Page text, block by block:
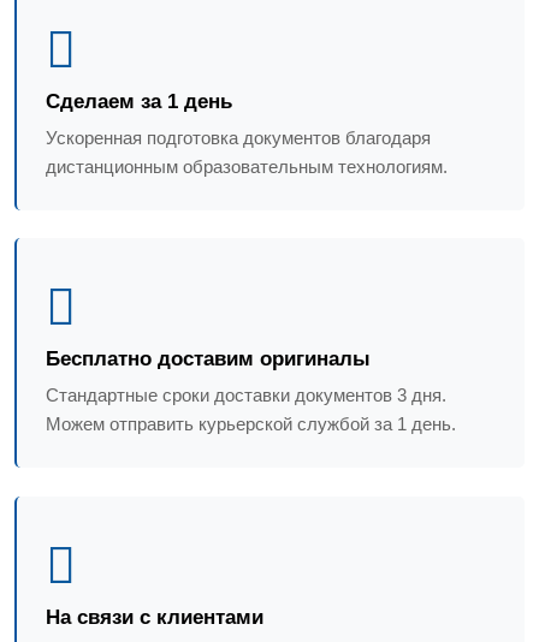
Сделаем за 1 день
Ускоренная подготовка документов благодаря
дистанционным образовательным технологиям.
Бесплатно доставим оригиналы
Стандартные сроки доставки документов 3 дня.
Можем отправить курьерской службой за 1 день.
На связи с клиентами